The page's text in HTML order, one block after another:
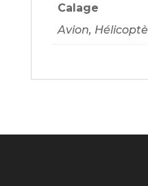
Calage
Avion,